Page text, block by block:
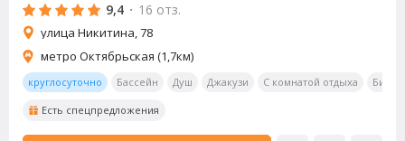
9,4 · 16 отз.
улица Никитина, 78
метро Октябрьская (1,7км)
круглосуточно Бассейн Душ Джакузи С комнатой отдыха
Есть спецпредложения